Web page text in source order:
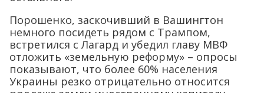
Порошенко, заскочивший в Вашингтон
немного посидеть рядом с Трампом,
встретился с Лагард и убедил главу МВФ
отложить «земельную реформу» – опросы
показывают, что более 60% населения
Украины резко отрицательно относится